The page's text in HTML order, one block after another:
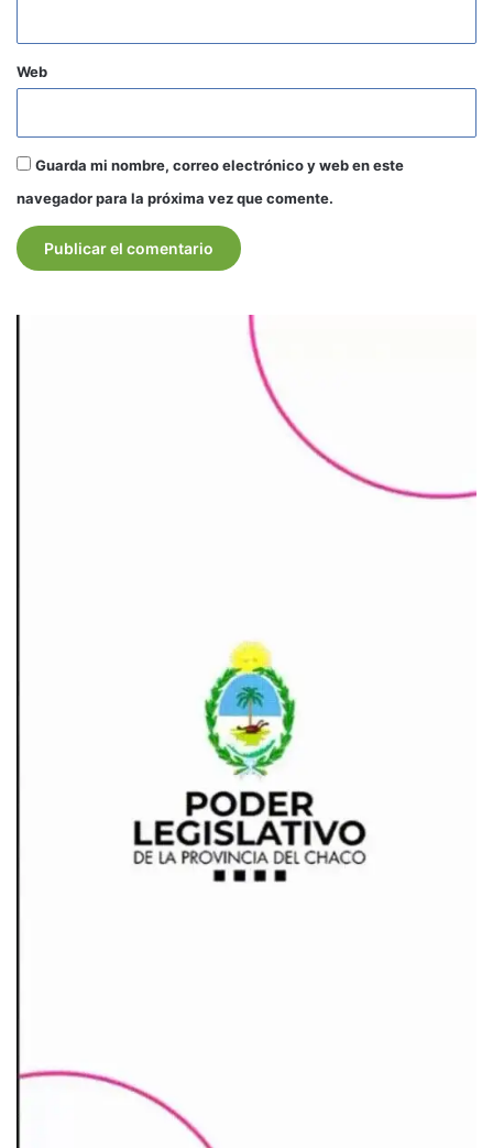
Web
Guarda mi nombre, correo electrónico y web en este
navegador para la próxima vez que comente.